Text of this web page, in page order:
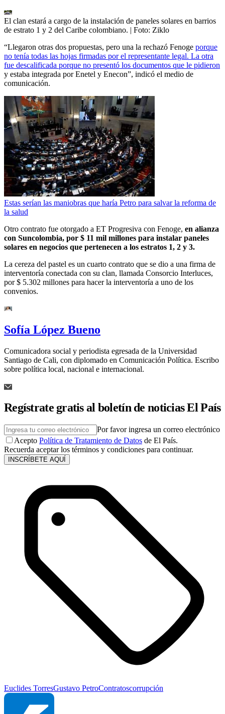
El clan estará a cargo de la instalación de paneles solares en barrios
de estrato 1 y 2 del Caribe colombiano. | Foto: Ziklo
“Llegaron otras dos propuestas, pero una la rechazó Fenoge porque
no tenía todas las hojas firmadas por el representante legal. La otra
fue descalificada porque no presentó los documentos que le pidieron
y estaba integrada por Enetel y Enecon”, indicó el medio de
comunicación.
Estas serían las maniobras que haría Petro para salvar la reforma de
la salud
Otro contrato fue otorgado a ET Progresiva con Fenoge, en alianza
con Suncolombia, por $ 11 mil millones para instalar paneles
solares en negocios que pertenecen a los estratos 1, 2 y 3.
La cereza del pastel es un cuarto contrato que se dio a una firma de
interventoría conectada con su clan, llamada Consorcio Interluces,
por $ 5.302 millones para hacer la interventoría a uno de los
convenios.
Sofía López Bueno
Comunicadora social y periodista egresada de la Universidad
Santiago de Cali, con diplomado en Comunicación Política. Escribo
sobre política local, nacional e internacional.
Regístrate gratis al boletín de noticias El País
Por favor ingresa un correo electrónico
Acepto Política de Tratamiento de Datos de El País.
Recuerda aceptar los términos y condiciones para continuar.
INSCRÍBETE AQUÍ
Euclides TorresGustavo PetroContratoscorrupción